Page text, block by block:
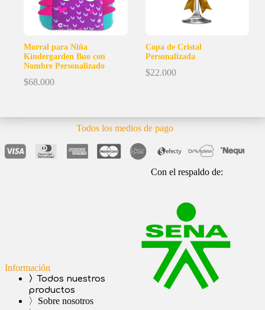
Morral para Niña
Kindergarden Buo con
Nombre Personalizado
$68.000
Copa de Cristal
Personalizada
$22.000
Todos los medios de pago
Información
〉Todos nuestros
productos
〉Sobre nosotros
Con el respaldo de: